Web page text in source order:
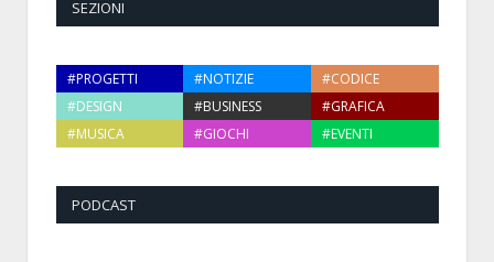
SEZIONI
#PROGETTI #NOTIZIE
#CODICE
#DESIGN
#BUSINESS
#GRAFICA
#MUSICA
#GIOCHI #EVENTI
PODCAST